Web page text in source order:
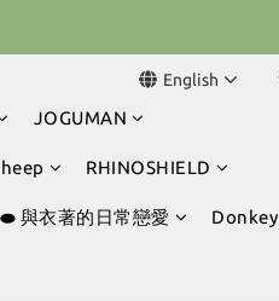
免運｜ ▶ 7/30(四) – 8/1(六)
English
JOGUMAN
RHINOSHIELD
⬬ 與衣著的日常戀愛 Donkey